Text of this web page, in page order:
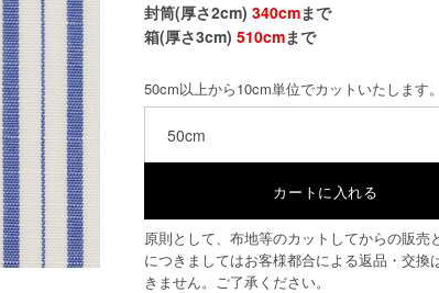
封筒(厚さ2cm) 340cmまで
箱(厚さ3cm) 510cmまで
50cm以上から10cm単位でカットいたします。
50cm
原則として、布地等のカットしてからの販売
につきましてはお客様都合による返品・交換
きません。ご了承ください。